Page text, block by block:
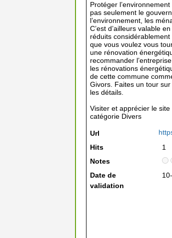
Protéger
pas seulement le
l’environnement, les
C’est d’ailleurs valable
réduits considérablement
que vous voulez vous
une rénovation
recommander
les rénovations
de cette commune
Givors. Faites un tour
les détails.
Visiter et apprécier le
catégorie Divers
Url
Hits
1
Notes
Date de
validation